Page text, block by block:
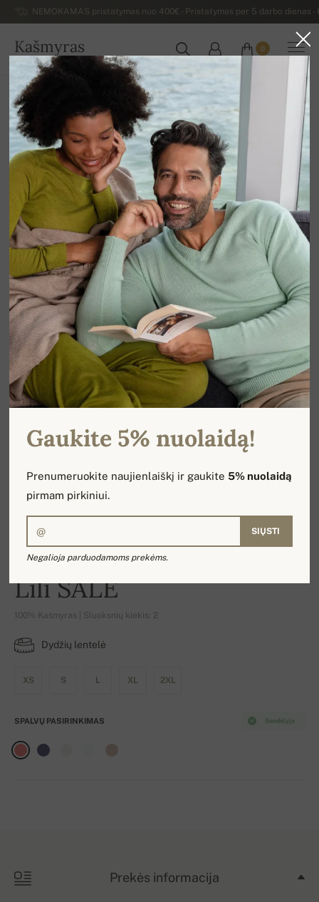
NEMOKAMAS pristatymas nuo 400€ - Pristatymas per 5 darbo dienas
Kašmyras
LIETUVA
0
Atgal
-17%
Lili SALE
100% Kašmyras | Sluoksnių kiekis: 2
Dydžių lentelė
XS S L XL 2XL
Sandėlyje
SPALVŲ PASIRINKIMAS
Prekės informacija
Gaukite 5% nuolaidą!
Prenumeruokite naujienlaiškį ir gaukite5% nuolaidą
pirmam pirkiniui.
SIŲSTI
Negalioja parduodamoms prekėms.